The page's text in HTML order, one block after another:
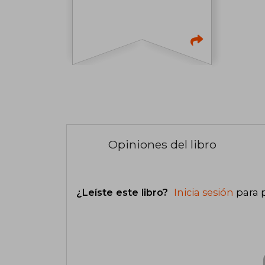
Opiniones del libro
¿Leíste este libro? Inicia sesión para